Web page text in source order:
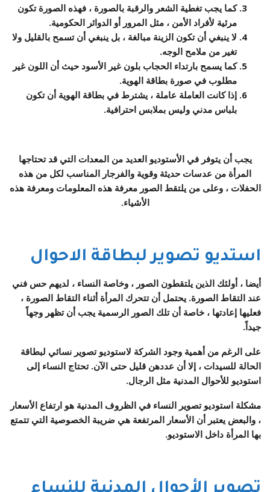
كما يجب تغطية الشعر والرقبة بالصورة ، فهذه الصورة تكون
مرئية لأفراد الأمن ، مثل المرور أو الدوائر الحكومية.
لا ينبغي أن تكون الزينة مبالغة ، بل ينبغي أن تسمح بالقليل ولا
تغير من ملامح الوجه.
كما يسمح بارتداء الحجاب بلون غير الأسود حيث أن اللون غير
مطلوب في صورة بطاقة الهوية.
إذا كانت العاملة عاملة ، يشترط في بطاقة الهوية أن تكون
بلباس مدني وليس بملابس احترافية.
يجب أن يتوفر في الأستوديو العديد من المعدات التي قد تحتاجها
المرأة من عدسات حديثة وقوية والفرجار المناسب لكل من هذه
الحفلات ، وعلى من يلتقط الصور معرفة هذه المعلومات ومعرفة هذه
الأشياء.
استديو تصوير لبطاقة الاحوال
أيضا ، أولئك الذين يلتقطون الصور ، وخاصة النساء ، لديهم حس فني
عند التقاط الصورة. يحتمل أن تتحرك المرأة أثناء التقاط الصورة ،
فعليها إعادتها ، خاصة أن تلك الصور الرسمية يجب أن تظهر وجهاً
جيداً.
على الرغم من أهمية وجود الشركة لاستوديو تصوير نسائي لبطاقة
الحالة للسيدات ، إلا أن عددهن قليل حتى الآن. تحتاج النساء إلى
استوديو للأحوال المدنية مثل الرجال.
مشكلة استوديو تصوير النساء في الظروف المدنية هو ارتفاع الأسعار
، والبعض يعتبر أن الأسعار المرتفعة هي ضريبة الخصوصية التي تتمتع
بها المرأة داخل الاستوديو.